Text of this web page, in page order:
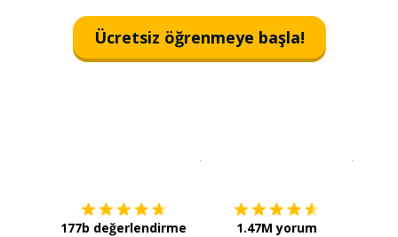
Ücretsiz öğrenmeye başla!
177b değerlendirme 1.47M yorum